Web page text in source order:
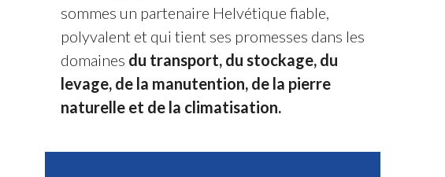
sommes un partenaire Helvétique fiable,
polyvalent et qui tient ses promesses dans les
domaines du transport, du stockage, du
levage, de la manutention, de la pierre
naturelle et de la climatisation.